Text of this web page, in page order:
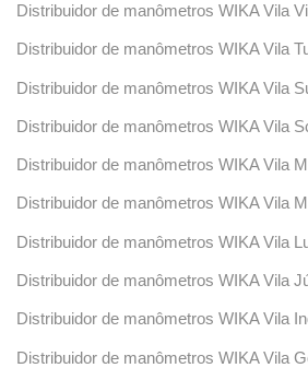
Distribuidor de manômetros WIKA Vila
Distribuidor de manômetros WIKA Vila
Distribuidor de manômetros WIKA Vila
Distribuidor de manômetros WIKA Vila
Distribuidor de manômetros WIKA Vila
Distribuidor de manômetros WIKA Vila
Distribuidor de manômetros WIKA Vila
Distribuidor de manômetros WIKA Vila
Distribuidor de manômetros WIKA Vila
Distribuidor de manômetros WIKA Vila